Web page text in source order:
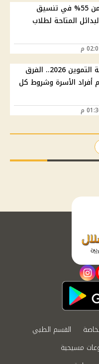
كليات ومعاهد تقبل من 55% في تنسيق
أبرز البدائل المتاحة لطلاب
إضافة المواليد لبطاقة التموين 2026.. الفرق
أفراد الأسرة وشروط كل
instagram
القسم الطبي
مسيحية